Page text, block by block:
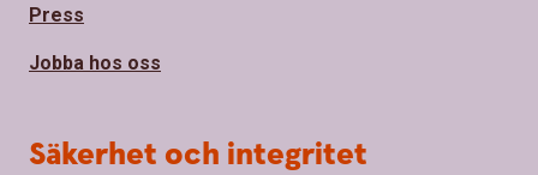
Press
Jobba hos oss
Säkerhet och integritet